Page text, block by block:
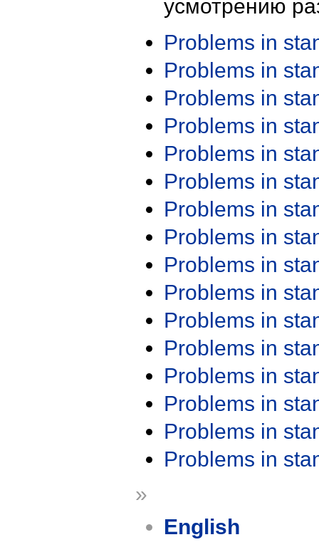
усмотрению
Problems in
Problems in
Problems in
Problems in
Problems in
Problems in
Problems in
Problems in
Problems in
Problems in
Problems in
Problems in
Problems in
Problems in
Problems in
Problems in
»
English